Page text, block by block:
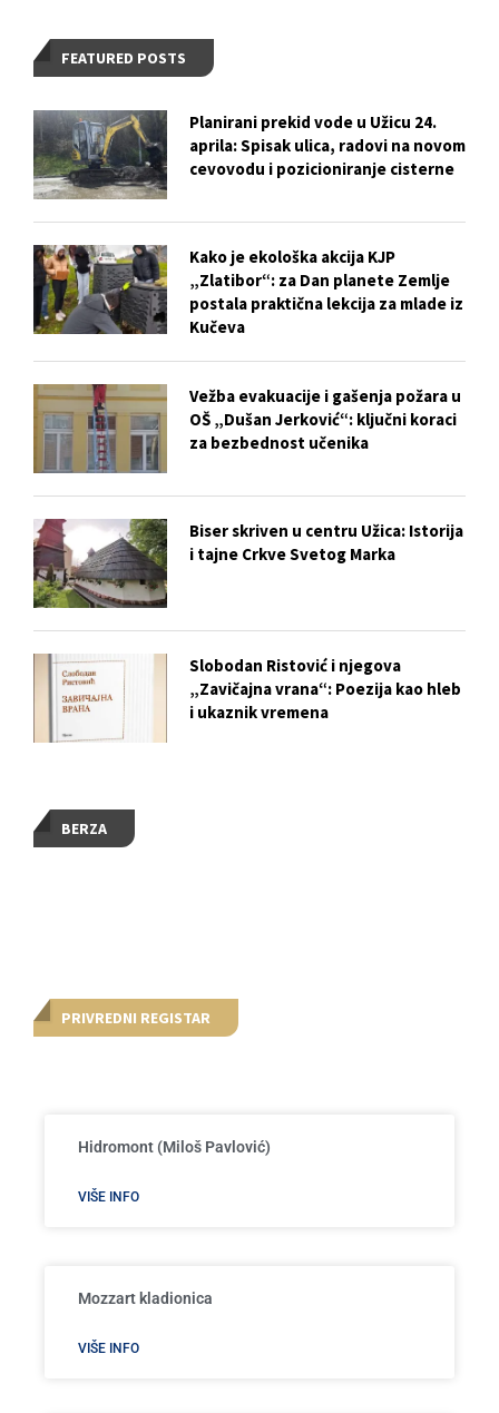
BERZA
PRIVREDNI REGISTAR
Hidromont (Miloš Pavlović)
VIŠE INFO
Mozzart kladionica
VIŠE INFO
FEATURED POSTS
Planirani prekid vode u Užicu 24.
aprila: Spisak ulica, radovi na novom
cevovodu i pozicioniranje cisterne
Kako je ekološka akcija KJP
„Zlatibor“: za Dan planete Zemlje
postala praktična lekcija za mlade iz
Kučeva
Vežba evakuacije i gašenja požara u
OŠ „Dušan Jerković“: ključni koraci
za bezbednost učenika
Biser skriven u centru Užica: Istorija
i tajne Crkve Svetog Marka
Slobodan Ristović i njegova
„Zavičajna vrana“: Poezija kao hleb
i ukaznik vremena